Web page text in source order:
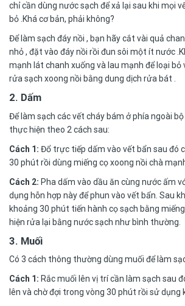
chỉ cần dùng nước sạch để xả lại sau khi mọi
bỏ .Khá cơ bản, phải không?
Để làm sạch đáy nồi , bạn hãy cắt vài quả
nhỏ , đặt vào đáy nồi rồi đun sôi một ít nước
mạnh lát chanh xuống và lau mạnh để loại bỏ
rửa sạch xoong nồi bằng dung dịch rửa bát .
2. Dấm
Để làm sạch các vết cháy bám ở phía ngoài
thực hiện theo 2 cách sau:
Cách 1: Đổ trực tiếp dấm vào vết bẩn sau đó
30 phút rồi dùng miếng cọ xoong nồi chà
Cách 2: Pha dấm vào dầu ăn cùng nước ấm
dụng hỗn hợp này để phun vào vết bẩn. Sau
khoảng 30 phút tiến hành cọ sạch bằng
hiện rửa lại bằng nước sạch như bình thường.
3. Muối
Có 3 cách thông thường dùng muối để làm
Cách 1: Rắc muối lên vị trí cần làm sạch sau
lên và chờ đợi trong vòng 30 phút rồi sử dụng